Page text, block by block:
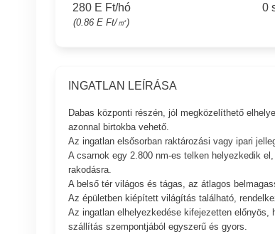
280 E Ft/hó
(0.86 E Ft/㎡)
0
INGATLAN LEÍRÁSA
Dabas központi részén, jól megközelíthető
azonnal birtokba vehető.
Az ingatlan elsősorban raktározási vagy ipari
A csarnok egy 2.800 nm-es telken helyezkedik
rakodásra.
A belső tér világos és tágas, az átlagos
Az épületben kiépített világítás található,
Az ingatlan elhelyezkedése kifejezetten
szállítás szempontjából egyszerű és gyors.